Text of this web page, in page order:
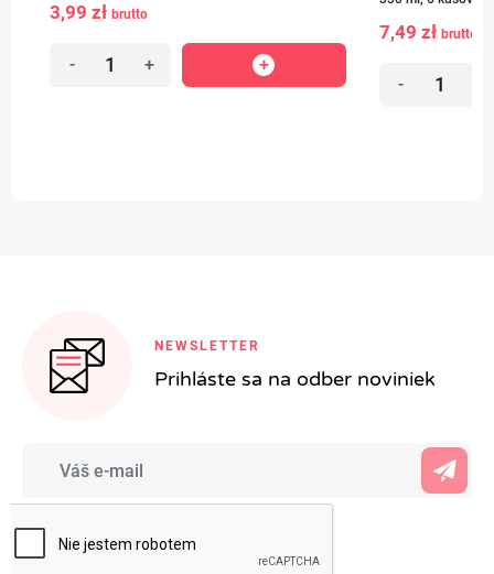
3,99 zł brutto
- +
7,49 zł brutto
-
NEWSLETTER
Prihláste sa na odber noviniek